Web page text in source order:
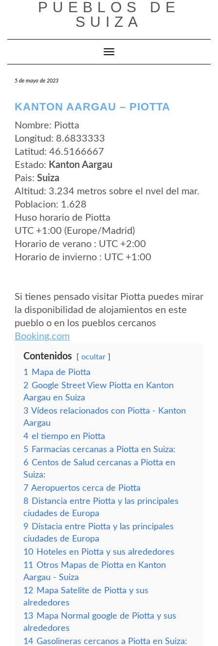
PUEBLOS DE
SUIZA
Cambiar modo de navegación
5 de mayo de 2023
KANTON AARGAU – PIOTTA
Nombre: Piotta
Longitud: 8.6833333
Latitud: 46.5166667
Estado: Kanton Aargau
Pais: Suiza
Altitud: 3.234 metros sobre el nvel del mar.
Poblacion: 1.628
Huso horario de Piotta
UTC +1:00 (Europe/Madrid)
Horario de verano : UTC +2:00
Horario de invierno : UTC +1:00
Si tienes pensado visitar Piotta puedes mirar
la disponibilidad de alojamientos en este
pueblo o en los pueblos cercanos
Booking.com
Contenidos ocultar
1
Mapa de Piotta
2 Google Street View Piotta en Kanton
Aargau en Suiza
3 Vídeos relacionados con Piotta - Kanton
Aargau
4 el tiempo en Piotta
5 Farmacias cercanas a Piotta en Suiza:
6 Centos de Salud cercanas a Piotta en
Suiza:
7 Aeropuertos cerca de Piotta
8 Distancia entre Piotta y las principales
ciudades de Europa
9 Distacia entre Piotta y las principales
ciudades de Europa
10 Hoteles en Piotta y sus alrededores
11 Otros Mapas de Piotta en Kanton
Aargau - Suiza
12 Mapa Satelite de Piotta y sus
alrededores
13 Mapa Normal google de Piotta y sus
alrededores
14 Gasolineras cercanos a Piotta en Suiza: